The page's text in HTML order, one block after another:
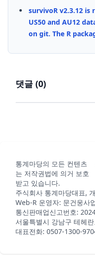
survivoR v2.3.12 is
US50 and AU12
on git. The R
댓글 (0)
통계마당의 모든 컨텐츠
는 저작권법에 의거 보호
받고 있습니다.
주식회사 통계마당대표,
Web-R 운영자: 문건웅사
통신판매업신고번호:
서울특별시 강남구 테헤
대표전화: 0507-1300-